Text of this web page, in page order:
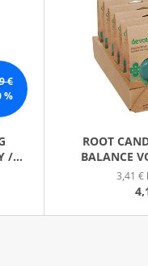
N
I
E
P
R
O
D
U
T
€
%
/
ROOT
BALANCE
3,41 €